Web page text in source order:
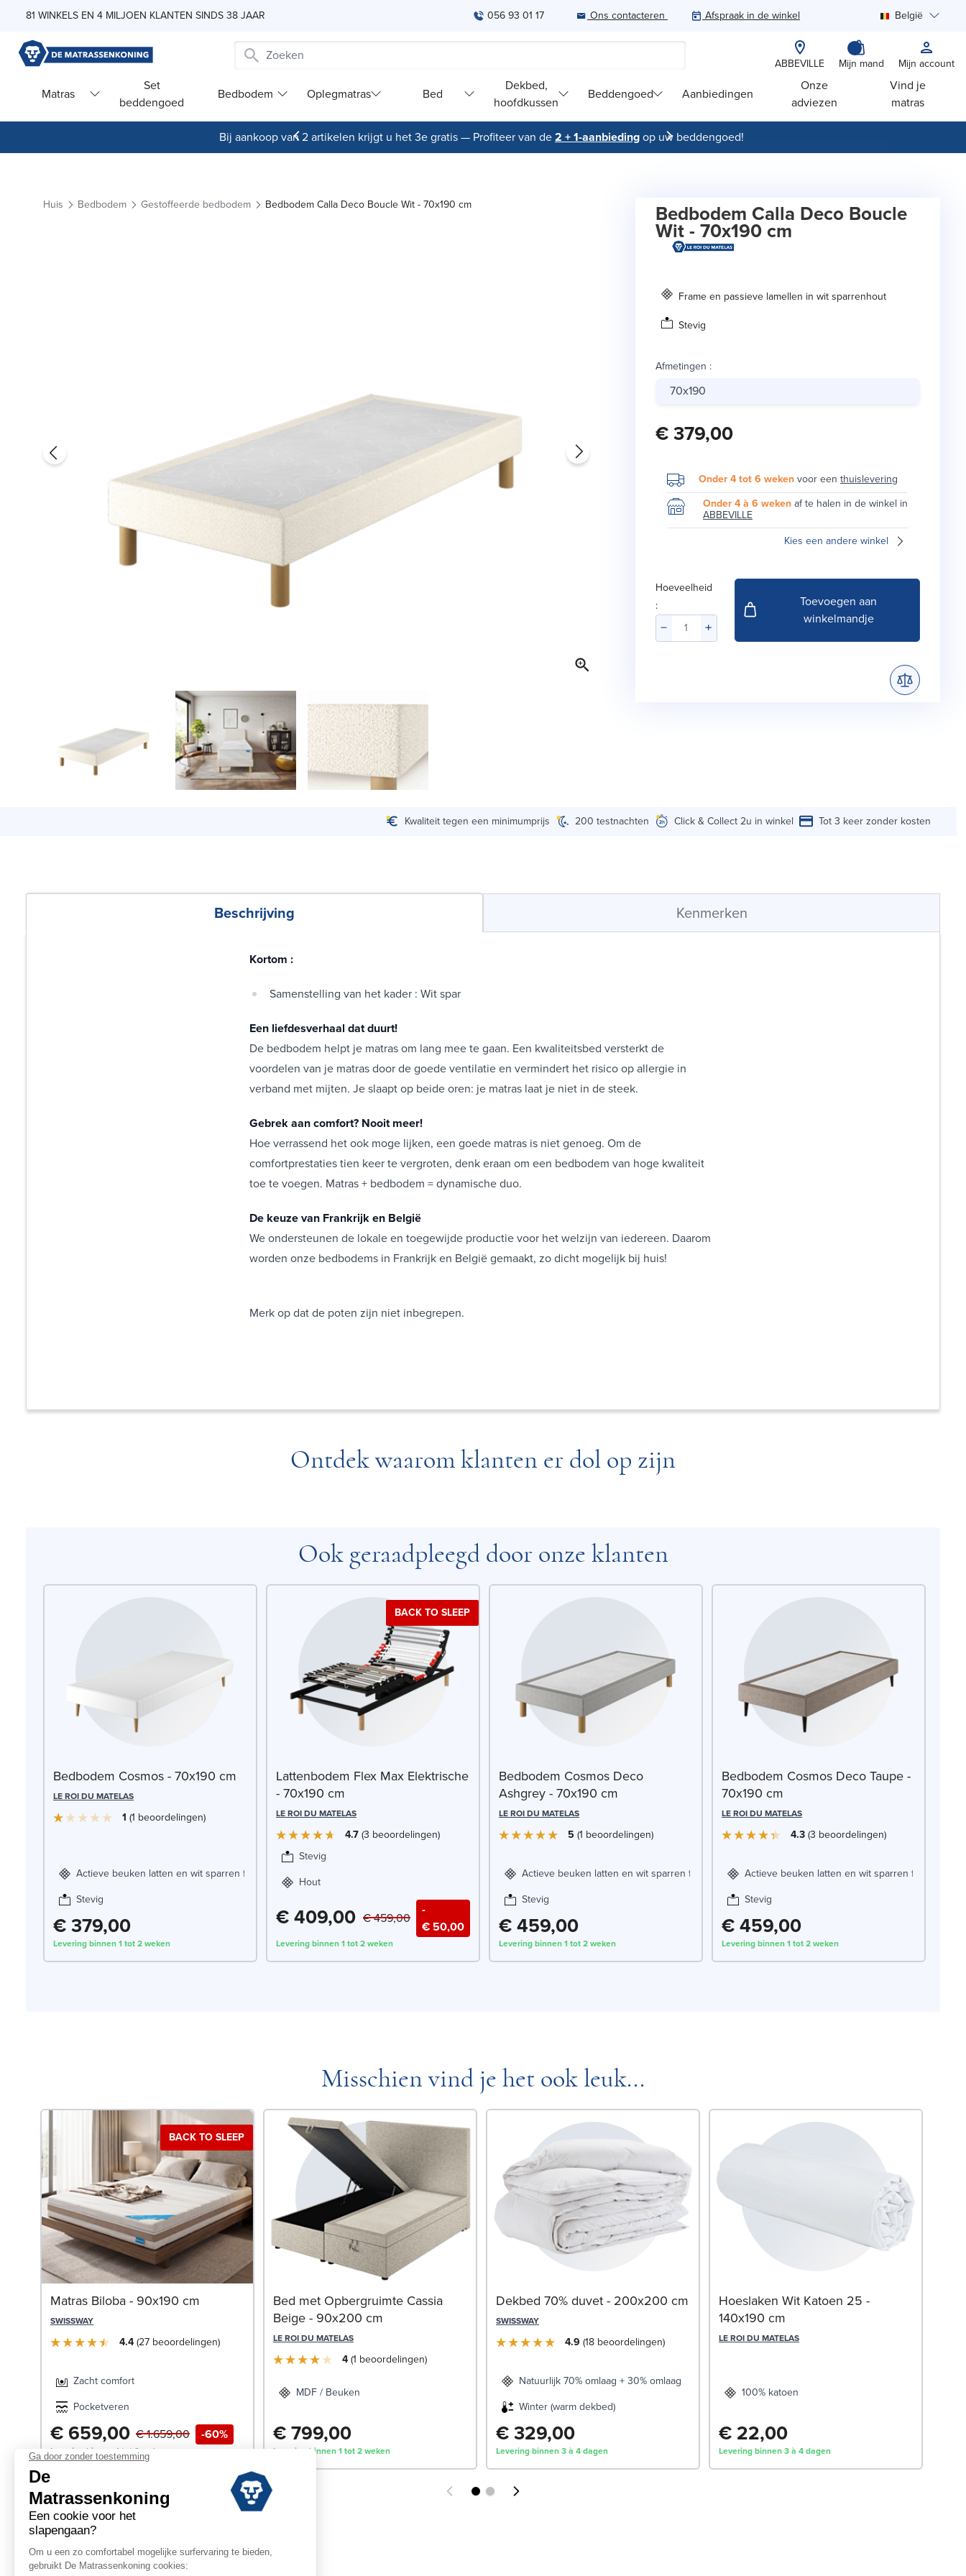
Skip to Content
81 WINKELS EN 4 MILJOEN KLANTEN SINDS 38 JAAR 056 93 01 17 Ons contacteren Afspraak in de winkel België
ABBEVILLE Mijn mand Mijn account
Matras
Set
beddengoed
Bedbodem Oplegmatras Bed
Dekbed,
hoofdkussen
Beddengoed Aanbiedingen
Onze
adviezen
Vind je
matras
Bij aankoop van 2 artikelen krijgt u het 3e gratis — Profiteer van de2 + 1-aanbiedingop uw beddengoed!
Huis Bedbodem Gestoffeerde bedbodem Bedbodem Calla Deco Boucle Wit - 70x190 cm Bedbodem Calla Deco Boucle
Wit - 70x190 cm
Frame en passieve lamellen in wit sparrenhout
Stevig
Afmetingen :
70x190
€ 379,00
Onder 4 tot 6 wekenvoor een thuislevering
Onder 4 à 6 wekenaf te halen in de winkel in
ABBEVILLE
Kies een andere winkel
Hoeveelheid
:
Toevoegen aan
winkelmandje
Kwaliteit tegen een minimumprijs 200 testnachten Click & Collect 2u in winkel Tot 3 keer zonder kosten
Beschrijving Kenmerken
Kortom :
Samenstelling van het kader : Wit spar
Een liefdesverhaal dat duurt!
De bedbodem helpt je matras om lang mee te gaan. Een kwaliteitsbed versterkt de
voordelen van je matras door de goede ventilatie en vermindert het risico op allergie in
verband met mijten. Je slaapt op beide oren: je matras laat je niet in de steek.
Gebrek aan comfort? Nooit meer!
Hoe verrassend het ook moge lijken, een goede matras is niet genoeg. Om de
comfortprestaties tien keer te vergroten, denk eraan om een bedbodem van hoge kwaliteit
toe te voegen. Matras + bedbodem = dynamische duo.
De keuze van Frankrijk en België
We ondersteunen de lokale en toegewijde productie voor het welzijn van iedereen. Daarom
worden onze bedbodems in Frankrijk en België gemaakt, zo dicht mogelijk bij huis!
Merk op dat de poten zijn niet inbegrepen.
Ontdek waarom klanten er dol op zijn
Ook geraadpleegd door onze klanten
Bedbodem Cosmos - 70x190 cm
LE ROI DU MATELAS
1 1 beoordelingen
Actieve beuken latten en wit sparren frame
Stevig
€ 379,00
Levering binnen 1 tot 2 weken
BACK TO SLEEP
Lattenbodem Flex Max Elektrische
- 70x190 cm
LE ROI DU MATELAS
4.7 3 beoordelingen
Stevig
Hout
€ 409,00
-
€ 50,00
€ 459,00
Levering binnen 1 tot 2 weken
Bedbodem Cosmos Deco
Ashgrey - 70x190 cm
LE ROI DU MATELAS
5 1 beoordelingen
Actieve beuken latten en wit sparren frame
Stevig
€ 459,00
Levering binnen 1 tot 2 weken
Bedbodem Cosmos Deco Taupe -
70x190 cm
LE ROI DU MATELAS
4.3 3 beoordelingen
Actieve beuken latten en wit sparren frame
Stevig
€ 459,00
Levering binnen 1 tot 2 weken
Misschien vind je het ook leuk...
BACK TO SLEEP
Matras Biloba - 90x190 cm
SWISSWAY
4.4 27 beoordelingen
Zacht comfort
Pocketveren
€ 659,00 -60%
€ 1.659,00
Levering binnen 1 tot 2 weken
Bed met Opbergruimte Cassia
Beige - 90x200 cm
LE ROI DU MATELAS
4 1 beoordelingen
MDF / Beuken
€ 799,00
Levering binnen 1 tot 2 weken
Dekbed 70% duvet - 200x200 cm
SWISSWAY
4.9 18 beoordelingen
Natuurlijk 70% omlaag + 30% omlaag
Winter (warm dekbed)
€ 329,00
Levering binnen 3 à 4 dagen
Hoeslaken Wit Katoen 25 -
140x190 cm
LE ROI DU MATELAS
100% katoen
€ 22,00
Levering binnen 3 à 4 dagen